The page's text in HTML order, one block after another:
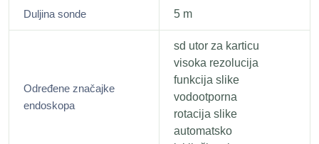
Duljina sonde 5 m
Određene značajke
endoskopa
sd utor za karticu
visoka rezolucija
funkcija slike
vodootporna
rotacija slike
automatsko